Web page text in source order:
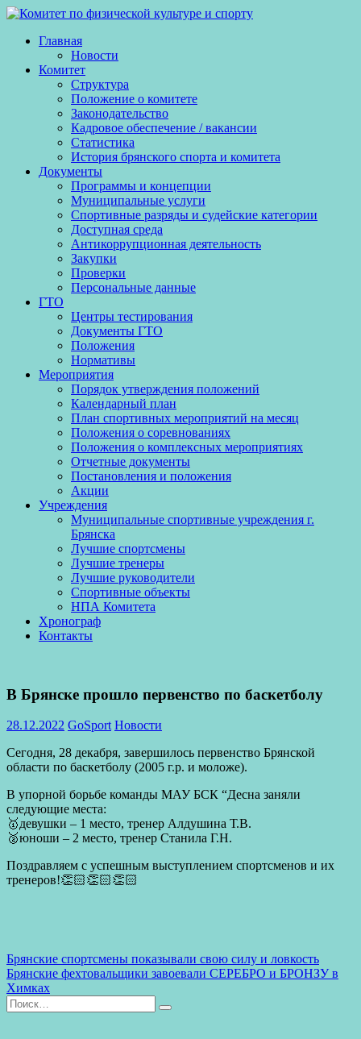
Skip
contentГлавная
Новости
Комитет
Структура
Положение о комитете
Законодательство
Кадровое обеспечение / вакансии
Статистика
История брянского спорта и комитета
Документы
Программы и концепции
Муниципальные услуги
Спортивные разряды и судейские категории
Доступная среда
Антикоррупционная деятельность
Закупки
Проверки
Персональные данные
ГТО
Центры тестирования
Документы ГТО
Положения
Нормативы
Мероприятия
Порядок утверждения положений
Календарный план
План спортивных мероприятий на месяц
Положения о соревнованиях
Положения о комплексных мероприятиях
Отчетные документы
Постановления и положения
Акции
Учреждения
Муниципальные спортивные учреждения г.
Брянска
Лучшие спортсмены
Лучшие тренеры
Лучшие руководители
Спортивные объекты
НПА Комитета
Хронограф
Контакты
В Брянске прошло первенство по баскетболу
28.12.2022 GoSport Новости
Сегодня, 28 декабря, завершилось первенство Брянской
области по баскетболу (2005 г.р. и моложе).
В упорной борьбе команды МАУ БСК “Десна заняли
следующие места:
🥇девушки – 1 место, тренер Алдушина Т.В.
🥈юноши – 2 место, тренер Станила Г.Н.
Поздравляем с успешным выступлением спортсменов и их
тренеров!👏🏻👏🏻👏🏻
Навигация
по
Previous
Post:
Брянские спортсмены показывали свою силу и ловкость
Next
Post:
Брянские фехтовальщики завоевали СЕРЕБРО и БРОНЗУ в
Химках
Найти:
Поиск